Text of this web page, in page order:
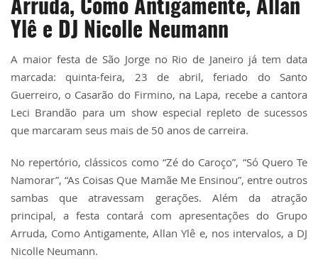
Arruda, Como Antigamente, Allan
Ylê e DJ Nicolle Neumann
A maior festa de São Jorge no Rio de Janeiro já tem data
marcada: quinta-feira, 23 de abril, feriado do Santo
Guerreiro, o Casarão do Firmino, na Lapa, recebe a cantora
Leci Brandão para um show especial repleto de sucessos
que marcaram seus mais de 50 anos de carreira.
No repertório, clássicos como “Zé do Caroço”, “Só Quero Te
Namorar”, “As Coisas Que Mamãe Me Ensinou”, entre outros
sambas que atravessam gerações. Além da atração
principal, a festa contará com apresentações do Grupo
Arruda, Como Antigamente, Allan Ylê e, nos intervalos, a DJ
Nicolle Neumann.